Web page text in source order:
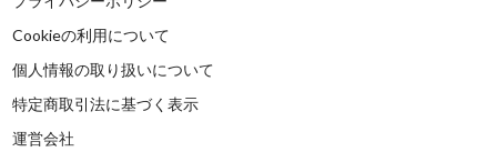
Cookieの利用について
個人情報の取り扱いについて
特定商取引法に基づく表示
運営会社